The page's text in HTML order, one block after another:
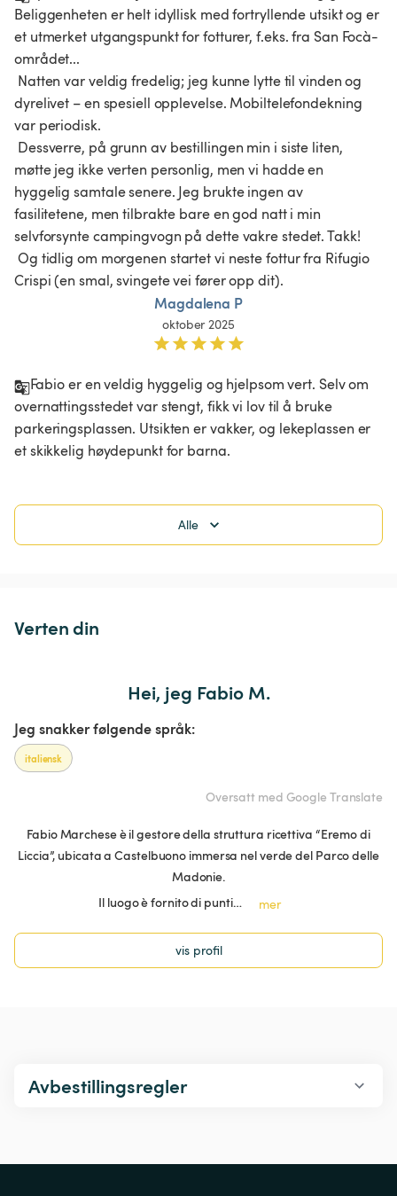
Beliggenheten er helt idyllisk med fortryllende utsikt og er
et utmerket utgangspunkt for fotturer, f.eks. fra San Focà-
området...
dyrelivet – en spesiell opplevelse. Mobiltelefondekning
var periodisk.
møtte jeg ikke verten personlig, men vi hadde en
hyggelig samtale senere. Jeg brukte ingen av
fasilitetene, men tilbrakte bare en god natt i min
selvforsynte campingvogn på dette vakre stedet. Takk!
Crispi (en smal, svingete vei fører opp dit).
Magdalena P
oktober 2025
Fabio er en veldig hyggelig og hjelpsom vert. Selv om
overnattingsstedet var stengt, fikk vi lov til å bruke
parkeringsplassen. Utsikten er vakker, og lekeplassen er
et skikkelig høydepunkt for barna.
Alle
Verten din
Hei, jeg Fabio M.
Jeg snakker følgende språk:
italiensk
Oversatt med Google Translate
Fabio Marchese è il gestore della struttura ricettiva “Eremo di
Liccia”, ubicata a Castelbuono immersa nel verde del Parco delle
Madonie.
Il luogo è fornito di punti…
mer
vis profil
Avbestillingsregler